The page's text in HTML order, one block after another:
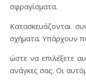
σφραγίσματα.
Κατασκευάζονται
σχήματα. Υπάρχουν
ώστε να επιλέξετε
ανάγκες σας. Οι